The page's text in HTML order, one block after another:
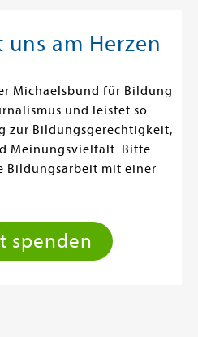
am Herzen
Michaelsbund für Bildung
und leistet so
zur Bildungsgerechtigkeit,
Meinungsvielfalt. Bitte
Bildungsarbeit mit einer
spenden